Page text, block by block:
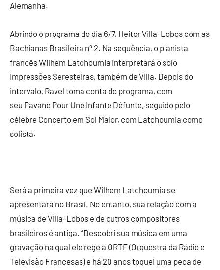
Alemanha.
Abrindo o programa do dia 6/7, Heitor Villa-Lobos com as
Bachianas Brasileira nº 2. Na sequência, o pianista
francês Wilhem Latchoumia interpretará o solo
Impressões Seresteiras, também de Villa. Depois do
intervalo, Ravel toma conta do programa, com
seu Pavane Pour Une Infante Défunte, seguido pelo
célebre Concerto em Sol Maior, com Latchoumia como
solista.
Será a primeira vez que Wilhem Latchoumia se
apresentará no Brasil. No entanto, sua relação com a
música de Villa-Lobos e de outros compositores
brasileiros é antiga. “Descobri sua música em uma
gravação na qual ele rege a ORTF (Orquestra da Rádio e
Televisão Francesas) e há 20 anos toquei uma peça de